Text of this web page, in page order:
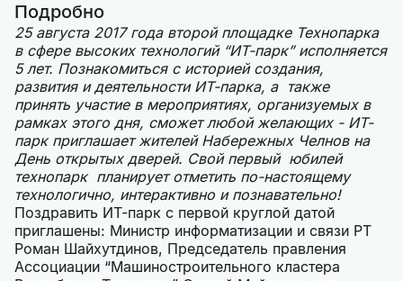
Подробно
25 августа 2017 года второй площадке Технопарка
в сфере высоких технологий “ИТ-парк” исполняется
5 лет. Познакомиться с историей создания,
развития и деятельности ИТ-парка, а также
принять участие в мероприятиях, организуемых в
рамках этого дня, сможет любой желающих - ИТ-
парк приглашает жителей Набережных Челнов на
День открытых дверей. Свой первый юбилей
технопарк планирует отметить по-настоящему
технологично, интерактивно и познавательно!
Поздравить ИТ-парк с первой круглой датой
приглашены: Министр информатизации и связи РТ
Роман Шайхутдинов, Председатель правления
Ассоциации “Машиностроительного кластера